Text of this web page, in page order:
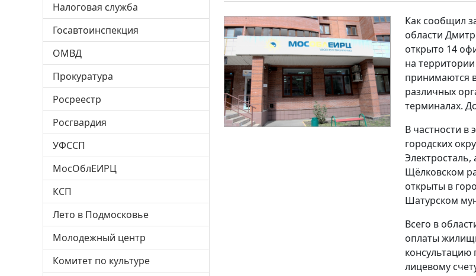
Налоговая служба
Госавтоинспекция
ОМВД
Прокуратура
Росреестр
Росгвардия
УФССП
МосОблЕИРЦ
КСП
Лето в Подмосковье
Молодежный центр
Комитет по культуре
Как сообщил
области
открыто 14
на
принимаются
различных
терминалах.
В частности
городских
Щёлковском
открыты в
Шатурском
Всего в
оплаты
консультацию
лицевому